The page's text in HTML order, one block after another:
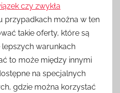
czy zwykła
przypadkach można w ten
takie oferty, które są
warunkach
to może między innymi
na specjalnych
gdzie można korzystać